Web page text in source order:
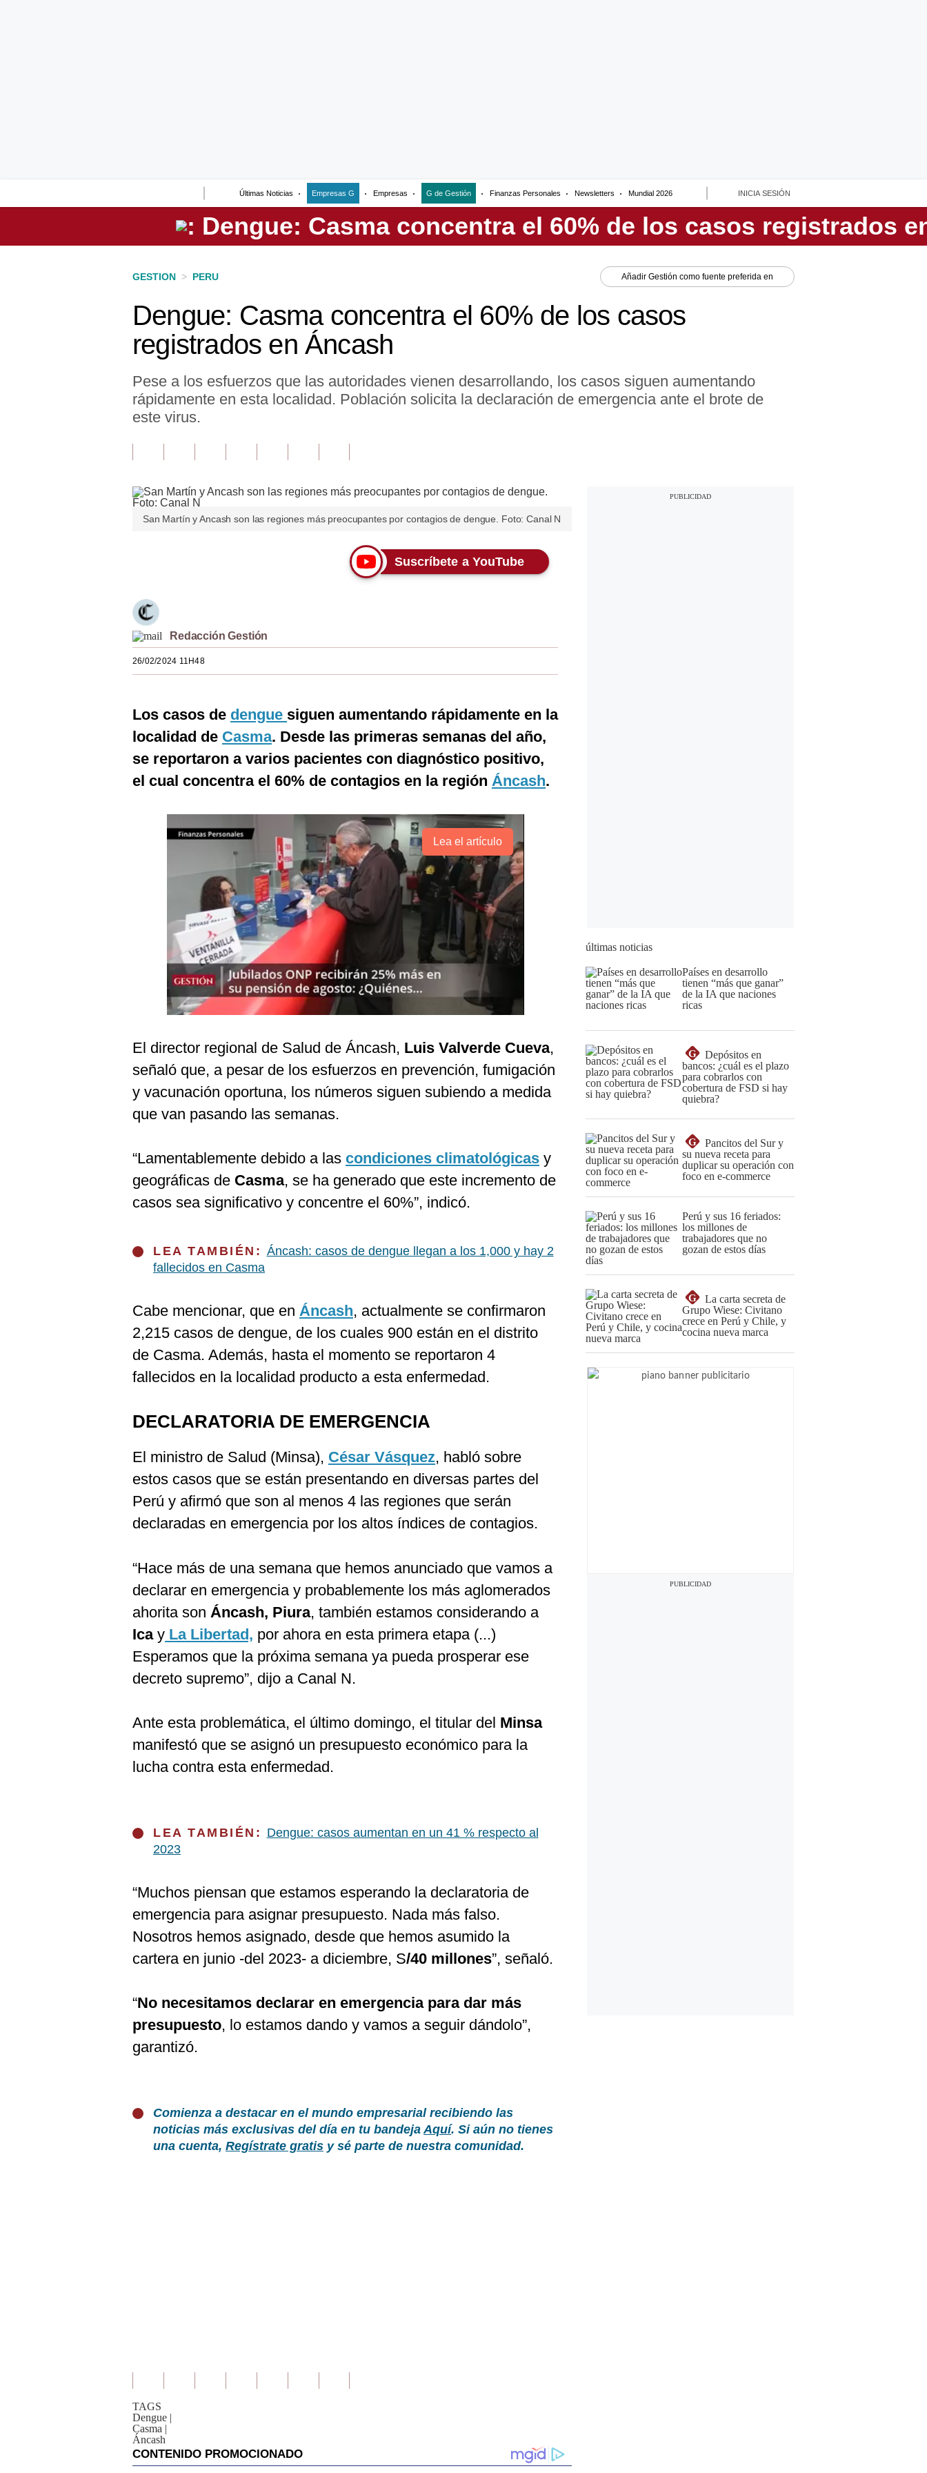
Últimas Noticias Empresas G Empresas G de Gestión Finanzas Personales Newsletters Mundial 2026 INICIA SESIÓN
Perú
GESTION > PERU Añadir Gestión como fuente preferida en
Dengue: Casma concentra el 60% de los casos
registrados en Áncash
Pese a los esfuerzos que las autoridades vienen desarrollando, los casos siguen aumentando
rápidamente en esta localidad. Población solicita la declaración de emergencia ante el brote de
este virus.
San Martín y Ancash son las regiones más preocupantes por contagios de dengue. Foto: Canal N
Suscríbete a YouTube
Redacción Gestión
26/02/2024 11H48
Los casos de dengue siguen aumentando rápidamente en la
localidad de Casma. Desde las primeras semanas del año,
se reportaron a varios pacientes con diagnóstico positivo,
el cual concentra el 60% de contagios en la región Áncash.
Lea el artículo
El director regional de Salud de Áncash, Luis Valverde Cueva,
señaló que, a pesar de los esfuerzos en prevención, fumigación
y vacunación oportuna, los números siguen subiendo a medida
que van pasando las semanas.
“Lamentablemente debido a las condiciones climatológicas y
geográficas de Casma, se ha generado que este incremento de
casos sea significativo y concentre el 60%”, indicó.
LEA TAMBIÉN: Áncash: casos de dengue llegan a los 1,000 y hay 2
fallecidos en Casma
Cabe mencionar, que en Áncash, actualmente se confirmaron
2,215 casos de dengue, de los cuales 900 están en el distrito
de Casma. Además, hasta el momento se reportaron 4
fallecidos en la localidad producto a esta enfermedad.
DECLARATORIA DE EMERGENCIA
El ministro de Salud (Minsa), César Vásquez, habló sobre
estos casos que se están presentando en diversas partes del
Perú y afirmó que son al menos 4 las regiones que serán
declaradas en emergencia por los altos índices de contagios.
“Hace más de una semana que hemos anunciado que vamos a
declarar en emergencia y probablemente los más aglomerados
ahorita son Áncash, Piura, también estamos considerando a
Ica y La Libertad, por ahora en esta primera etapa (...)
Esperamos que la próxima semana ya pueda prosperar ese
decreto supremo”, dijo a Canal N.
Ante esta problemática, el último domingo, el titular del Minsa
manifestó que se asignó un presupuesto económico para la
lucha contra esta enfermedad.
LEA TAMBIÉN: Dengue: casos aumentan en un 41 % respecto al
2023
“Muchos piensan que estamos esperando la declaratoria de
emergencia para asignar presupuesto. Nada más falso.
Nosotros hemos asignado, desde que hemos asumido la
cartera en junio -del 2023- a diciembre, S/40 millones”, señaló.
“No necesitamos declarar en emergencia para dar más
presupuesto, lo estamos dando y vamos a seguir dándolo”,
garantizó.
Comienza a destacar en el mundo empresarial recibiendo las
noticias más exclusivas del día en tu bandejaAquí. Si aún no tienes
una cuenta, Regístrate gratis y sé parte de nuestra comunidad.
TAGS
Dengue |
Casma |
Áncash
últimas noticias
Países en desarrollo
tienen “más que ganar”
de la IA que naciones
ricas
G
Depósitos en
bancos: ¿cuál es el plazo
para cobrarlos con
cobertura de FSD si hay
quiebra?
G
Pancitos del Sur y
su nueva receta para
duplicar su operación con
foco en e-commerce
Perú y sus 16 feriados:
los millones de
trabajadores que no
gozan de estos días
G
La carta secreta de
Grupo Wiese: Civitano
crece en Perú y Chile, y
cocina nueva marca